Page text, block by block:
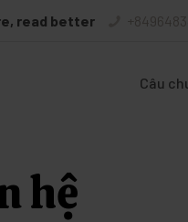
read better
Câu
hệ